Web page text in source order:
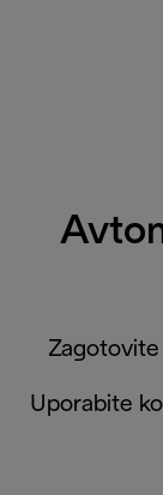
Zagotovite
Uporabite